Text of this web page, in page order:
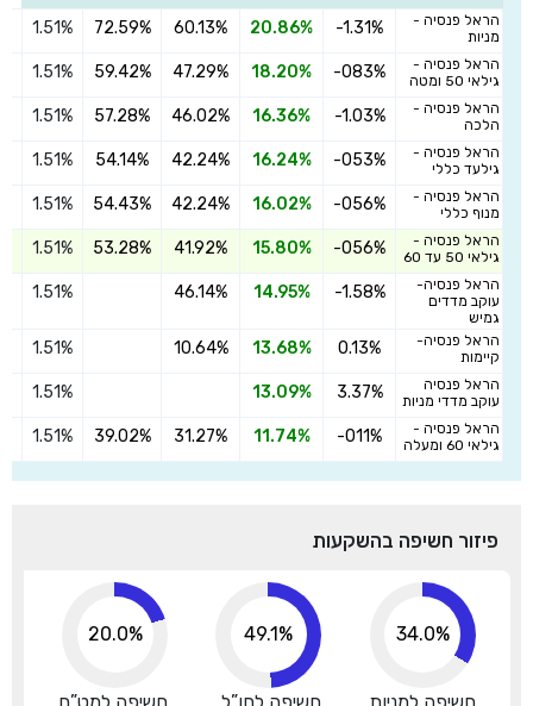
הראל פנסיה -
מניות
-1.31%
20.86%
60.13%
72.59%
1.51%
הראל פנסיה -
גילאי 50 ומטה
-083%
18.20%
47.29%
59.42%
1.51%
הראל פנסיה -
הלכה
-1.03%
16.36%
46.02%
57.28%
1.51%
הראל פנסיה -
גילעד כללי
-053%
16.24%
42.24%
54.14%
1.51%
הראל פנסיה -
מנוף כללי
-056%
16.02%
42.24%
54.43%
1.51%
הראל פנסיה -
גילאי 50 עד 60
-056%
15.80%
41.92%
53.28%
1.51%
הראל פנסיה-
עוקב מדדים
גמיש
-1.58%
14.95%
46.14%
1.51%
הראל פנסיה-
קיימות
0.13%
13.68%
10.64%
1.51%
הראל פנסיה
עוקב מדדי מניות
3.37%
13.09%
1.51%
הראל פנסיה -
גילאי 60 ומעלה
-011%
11.74%
31.27%
39.02%
1.51%
פיזור חשיפה בהשקעות
34.0%
חשיפה למניות
49.1%
חשיפה לחו”ל
20.0%
חשיפה למט”ח